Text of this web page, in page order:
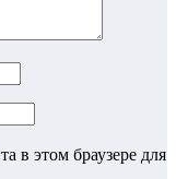
в этом браузере для